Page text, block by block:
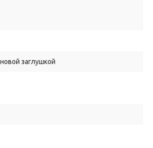
заглушкой